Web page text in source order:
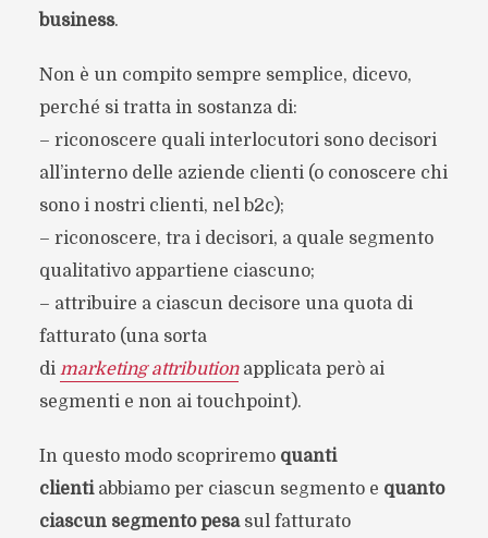
business.
Non è un compito sempre semplice, dicevo,
perché si tratta in sostanza di:
– riconoscere quali interlocutori sono decisori
all’interno delle aziende clienti (o conoscere chi
sono i nostri clienti, nel b2c);
– riconoscere, tra i decisori, a quale segmento
qualitativo appartiene ciascuno;
– attribuire a ciascun decisore una quota di
fatturato (una sorta
di marketing attributionapplicata però ai
segmenti e non ai touchpoint).
In questo modo scopriremo quanti
clientiabbiamo per ciascun segmento e quanto
ciascun segmento pesasul fatturato